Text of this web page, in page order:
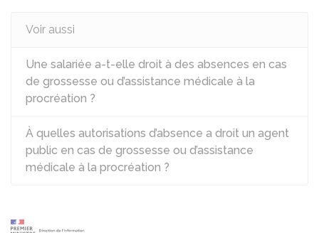
Voir aussi
Une salariée a-t-elle droit à des absences en cas
de grossesse ou d’assistance médicale à la
procréation ?
À quelles autorisations d’absence a droit un agent
public en cas de grossesse ou d’assistance
médicale à la procréation ?